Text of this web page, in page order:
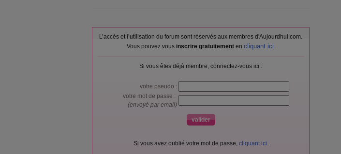
L’accès et l’utilisation du forum sont réservés aux membres d'Aujourdhui.com.
Vous pouvez vous inscrire gratuitementen cliquant ici.
Si vous êtes déjà membre, connectez-vous ici :
votre pseudo :
votre mot de passe :
(envoyé par email)
Si vous avez oublié votre mot de passe, cliquant ici.